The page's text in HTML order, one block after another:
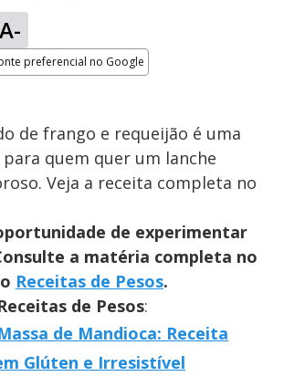
A-
preferencial no Google
de frango e requeijão é uma
quem quer um lanche
Veja a receita completa no
de experimentar
a matéria completa no
Receitas de Pesos.
de Pesos:
de Mandioca: Receita
Glúten e Irresistível